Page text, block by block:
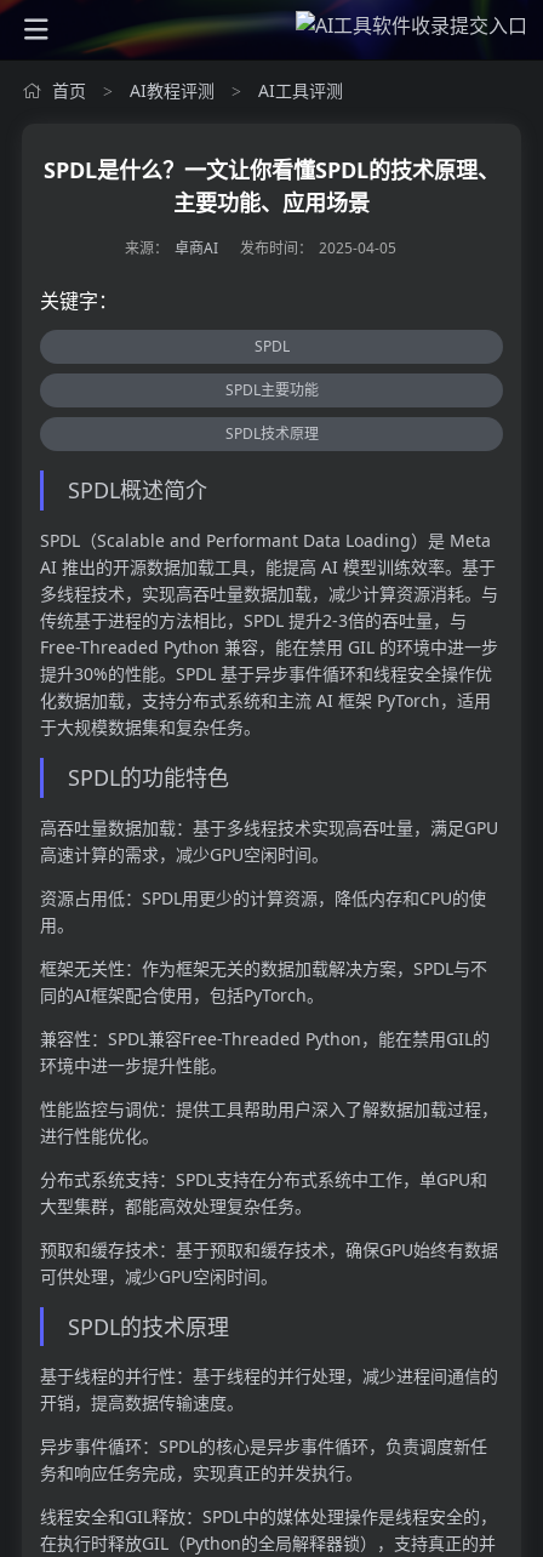
首页 > AI教程评测 > AI工具评测
SPDL是什么？一文让你看懂SPDL的技术原理、
主要功能、应用场景
来源： 卓商AI 发布时间： 2025-04-05
关键字：
SPDL
SPDL主要功能
SPDL技术原理
SPDL概述简介
SPDL（Scalable and Performant Data Loading）是 Meta
AI 推出的开源数据加载工具，能提高 AI 模型训练效率。基于
多线程技术，实现高吞吐量数据加载，减少计算资源消耗。与
传统基于进程的方法相比，SPDL 提升2-3倍的吞吐量，与
Free-Threaded Python 兼容，能在禁用 GIL 的环境中进一步
提升30%的性能。SPDL 基于异步事件循环和线程安全操作优
化数据加载，支持分布式系统和主流 AI 框架 PyTorch，适用
于大规模数据集和复杂任务。
SPDL的功能特色
高吞吐量数据加载：基于多线程技术实现高吞吐量，满足GPU
高速计算的需求，减少GPU空闲时间。
资源占用低：SPDL用更少的计算资源，降低内存和CPU的使
用。
框架无关性：作为框架无关的数据加载解决方案，SPDL与不
同的AI框架配合使用，包括PyTorch。
兼容性：SPDL兼容Free-Threaded Python，能在禁用GIL的
环境中进一步提升性能。
性能监控与调优：提供工具帮助用户深入了解数据加载过程，
进行性能优化。
分布式系统支持：SPDL支持在分布式系统中工作，单GPU和
大型集群，都能高效处理复杂任务。
预取和缓存技术：基于预取和缓存技术，确保GPU始终有数据
可供处理，减少GPU空闲时间。
SPDL的技术原理
基于线程的并行性：基于线程的并行处理，减少进程间通信的
开销，提高数据传输速度。
异步事件循环：SPDL的核心是异步事件循环，负责调度新任
务和响应任务完成，实现真正的并发执行。
线程安全和GIL释放：SPDL中的媒体处理操作是线程安全的，
在执行时释放GIL（Python的全局解释器锁），支持真正的并